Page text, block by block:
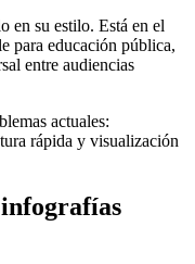
en su estilo. Está en el
para educación pública,
entre audiencias
actuales:
rápida y visualización
infografías